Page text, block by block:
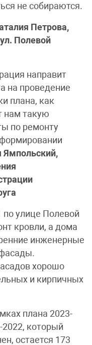
не собираются.
Петрова,
Полевой
направит
на проведение
плана, как
нам такую
по ремонту
Ямпольский,
улице Полевой
кровли, а дома
инженерные
хорошо
и кирпичных
плана 2023-
2022, который
остается 173